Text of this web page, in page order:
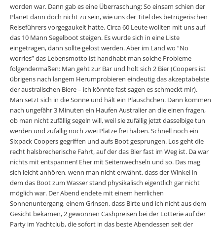
worden war. Dann gab es eine Überraschung: So einsam schien der
Planet dann doch nicht zu sein, wie uns der Titel des betrügerischen
Reiseführers vorgegaukelt hatte. Circa 60 Leute wollten mit uns auf
das 10 Mann Segelboot steigen. Es wurde sich in eine Liste
eingetragen, dann sollte gelost werden. Aber im Land wo “No
worries” das Lebensmotto ist handhabt man solche Probleme
folgendermaßen: Man geht zur Bar und holt sich 2 Bier (Coopers ist
übrigens nach langem Herumprobieren eindeutig das akzeptabelste
der australischen Biere – ich könnte fast sagen es schmeckt mir).
Man setzt sich in die Sonne und hält ein Pläuschchen. Dann kommen
nach ungefähr 3 Minuten ein Haufen Australier an die einen fragen,
ob man nicht zufällig segeln will, weil sie zufällig jetzt dasselbige tun
werden und zufällig noch zwei Plätze frei haben. Schnell noch ein
Sixpack Coopers gegriffen und aufs Boot gesprungen. Los geht die
recht halsbrecherische Fahrt, auf der das Bier fast im Weg ist. Da war
nichts mit entspannen! Eher mit Seitenwechseln und so. Das mag
sich leicht anhören, wenn man nicht erwähnt, dass der Winkel in
dem das Boot zum Wasser stand physikalisch eigentlich gar nicht
möglich war. Der Abend endete mit einem herrlichen
Sonnenuntergang, einem Grinsen, dass Birte und ich nicht aus dem
Gesicht bekamen, 2 gewonnen Cashpreisen bei der Lotterie auf der
Party im Yachtclub, die sofort in das beste Abendessen seit der